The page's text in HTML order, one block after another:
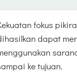
fokus
dapat
ke tujuan.